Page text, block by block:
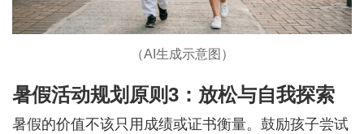
（AI生成示意图）
暑假活动规划原则3：放松与自我探索
暑假的价值不该只用成绩或证书衡量。鼓励孩子尝试